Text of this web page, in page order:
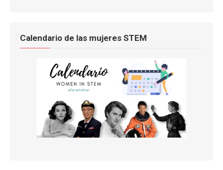
Calendario de las mujeres STEM